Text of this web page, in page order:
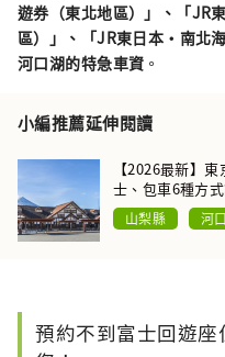
遊券（東北地區）」、「JR
區）」、「JR東日本・南北
河口湖的特急車資 。
小編推薦延伸閱讀
【2026最新】
士、包車6種方
山梨縣 河
預約不到富士回遊